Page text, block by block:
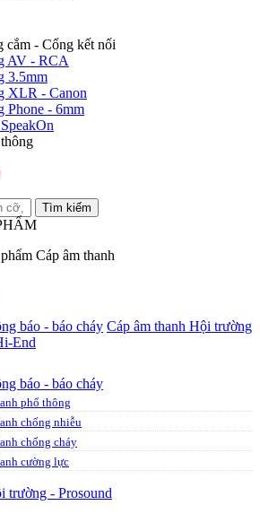
cắm - Cổng kết nối
AV - RCA
3.5mm
XLR - Canon
Phone - 6mm
báo - báo cháy Cáp âm thanh Hội trường
End
báo - báo cháy
phổ thông
chống nhiễu
chống cháy
cường lực
trường - Prosound